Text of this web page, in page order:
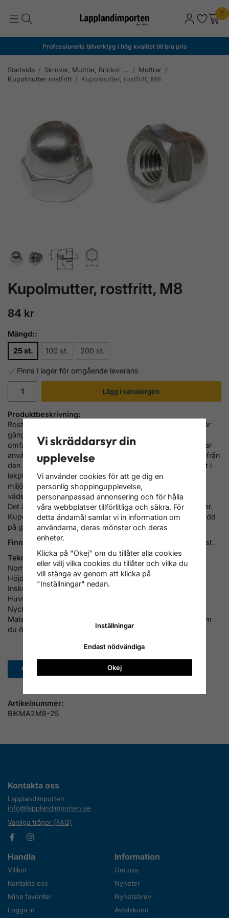
0
Professionella bilverktyg i hög kvalitet till bra pris
Startsida / Skruvar, Muttrar, Brickor ... / Muttrar /
Kupolmutter rostfritt / Kupolmutter, rostfritt, M8
Artikelnummer:
BiKMA2M8-25
Kupolmutter, rostfritt, M8
84 kr
Mängd::
25 st.
100 st. 200 st.
Finns i lager för omgående leverans
Lägg i varukorgen
Produktbeskrivning:
Rostfritt Kupolmuttrar
enligt DIN 1587 används ofta där
gängan behöver skyddas särskilt. Denna typ av muttrar
omfattas inte av någon ISO-standard. Dessa slutna muttrar
används också där människor eller djur behöver skyddas från
den skarpkantade gängan. Dessa muttrar används särskilt i
lekplats konstruktioner eller träkonstruktioner i offentliga
miljöer. Den stängda muttern skyddar också gängan från
väder och vind eller skador.
Det är också ett mycket elegant sätt att fästa komponenter.
Kupolmuttrar används speciellt på balkonger eller vindskydd
på grund av deras utseende.
Finns att välja förpackning med:
25 st., 100 st. eller 200 st.
Tekniska Specifikationer:
Nominell Ø d: M8
Höjd h: 15 mm
Inskruvningsdjup t: 10 mm
Huvud Ø dk: 12,5 mm
Nyckelstorlek s: 13
Materialkvalitet: Rostfritt Stål A2 ( kontakt oss för priser om
du önskar rostfritt A4 )
Kontakta oss
Lapplandimporten
info@lapplandimporten.se
Vanliga frågor (FAQ)
Handla
Villkor
Kontakta oss
Mina favoriter
Logga in
Information
Om oss
Nyheter
Nyhetsbrev
Avtalskund
Vi skräddarsyr din
upplevelse
Vi använder cookies för att ge dig en
personlig shoppingupplevelse,
personanpassad annonsering och för hålla
våra webbplatser tillförlitliga och säkra. För
detta ändamål samlar vi in information om
användarna, deras mönster och deras
enheter.
Klicka på "Okej" om du tillåter alla cookies
eller välj vilka cookies du tillåter och vilka du
vill stänga av genom att klicka på
"Inställningar" nedan.
Inställningar
Endast nödvändiga
Okej